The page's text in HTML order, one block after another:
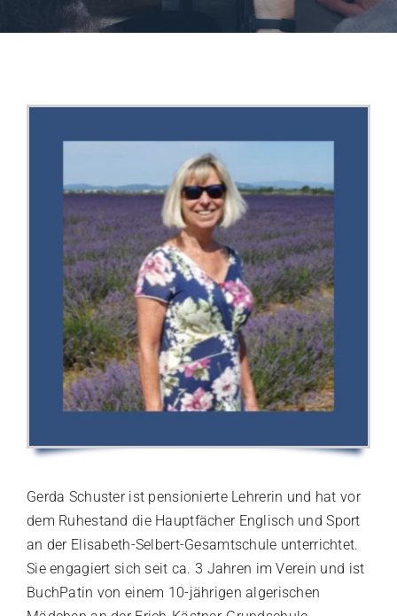
Gerda Schuster ist pensionierte Lehrerin und hat vor
dem Ruhestand die Hauptfächer Englisch und Sport
an der Elisabeth-Selbert-Gesamtschule unterrichtet.
Sie engagiert sich seit ca. 3 Jahren im Verein und ist
BuchPatin von einem 10-jährigen algerischen